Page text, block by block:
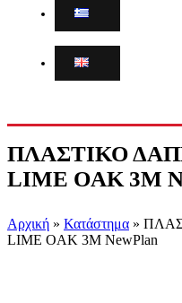
ΠΛΑΣΤΙΚΟ
LIME OAK 3M
Αρχική » Κατάστημα »
LIME OAK 3M NewPlan